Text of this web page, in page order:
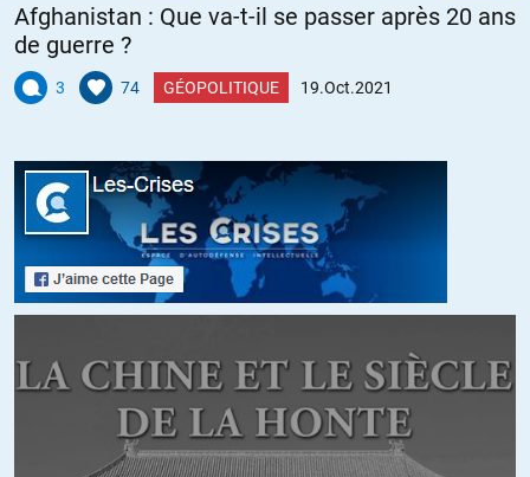
Afghanistan : Que va-t-il se passer après 20 ans
de guerre ?
3 74 GÉOPOLITIQUE 19.Oct.2021